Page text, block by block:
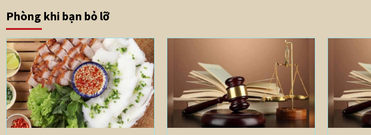
Phòng khi bạn bỏ lỡ